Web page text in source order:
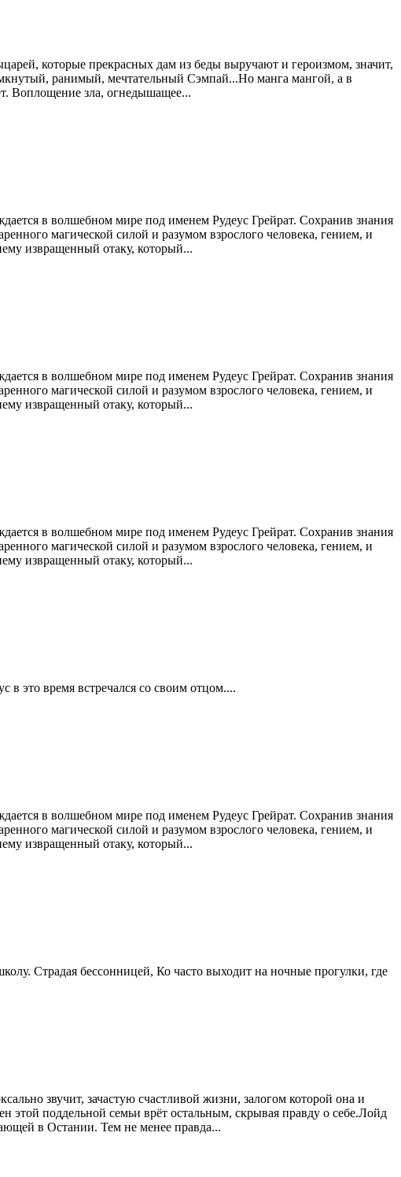
которые прекрасных дам из беды выручают и героизмом, значит,
ранимый, мечтательный Сэмпай...Но манга мангой, а в
Воплощение зла, огнедышащее...
в волшебном мире под именем Рудеус Грейрат. Сохранив знания
магической силой и разумом взрослого человека, гением, и
извращенный отаку, который...
в волшебном мире под именем Рудеус Грейрат. Сохранив знания
магической силой и разумом взрослого человека, гением, и
извращенный отаку, который...
в волшебном мире под именем Рудеус Грейрат. Сохранив знания
магической силой и разумом взрослого человека, гением, и
извращенный отаку, который...
в это время встречался со своим отцом....
в волшебном мире под именем Рудеус Грейрат. Сохранив знания
магической силой и разумом взрослого человека, гением, и
извращенный отаку, который...
Страдая бессонницей, Ко часто выходит на ночные прогулки, где
звучит, зачастую счастливой жизни, залогом которой она и
поддельной семьи врёт остальным, скрывая правду о себе.Лойд
в Остании. Тем не менее правда...